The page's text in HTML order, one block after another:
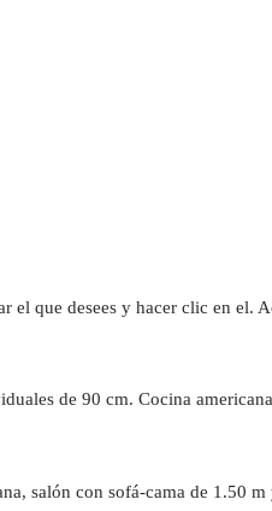
que desees y hacer clic en el.
de 90 cm. Cocina
salón con sofá-cama de 1.50